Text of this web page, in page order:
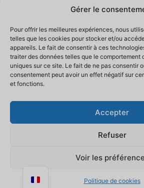
Gérer le
Pour offrir les meilleures expériences, nous
telles que les cookies pour stocker et/ou
appareils. Le fait de consentir à ces
traiter des données telles que le comportement
uniques sur ce site. Le fait de ne pas consentir
consentement peut avoir un effet négatif sur
et fonctions.
Accepter
Refuser
Voir les
Politique de cookies